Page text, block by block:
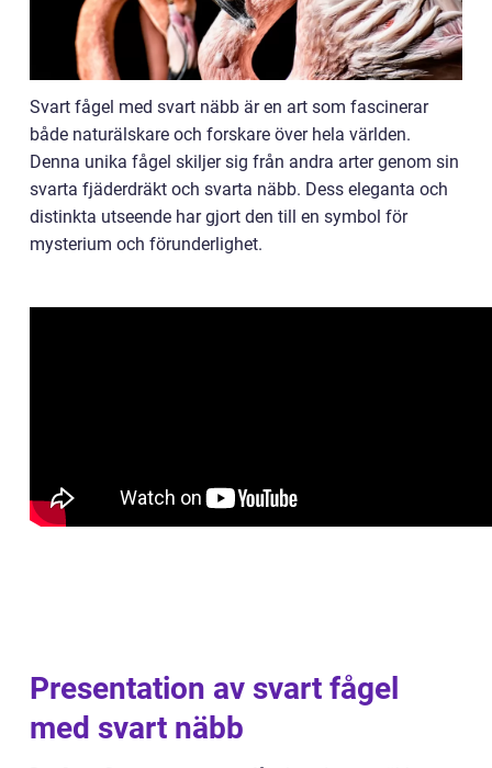
Svart fågel med svart näbb är en art som fascinerar
både naturälskare och forskare över hela världen.
Denna unika fågel skiljer sig från andra arter genom sin
svarta fjäderdräkt och svarta näbb. Dess eleganta och
distinkta utseende har gjort den till en symbol för
mysterium och förunderlighet.
Presentation av svart fågel
med svart näbb